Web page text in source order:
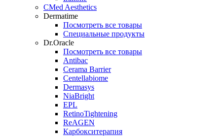
CMed Aesthetics
Dermatime
Посмотреть все товары
Специальные продукты
Dr.Oracle
Посмотреть все товары
Antibac
Cerama Barrier
Centellabiome
Dermasys
NiaBright
EPL
RetinoTightening
ReAGEN
Карбокситерапия